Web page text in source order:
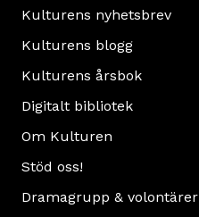
Kulturens nyhetsbrev
Kulturens blogg
Kulturens årsbok
Digitalt bibliotek
Om Kulturen
Stöd oss!
Dramagrupp & volontärer